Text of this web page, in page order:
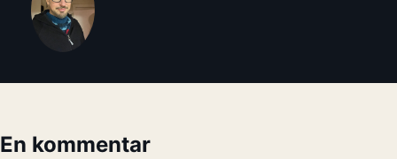
En kommentar